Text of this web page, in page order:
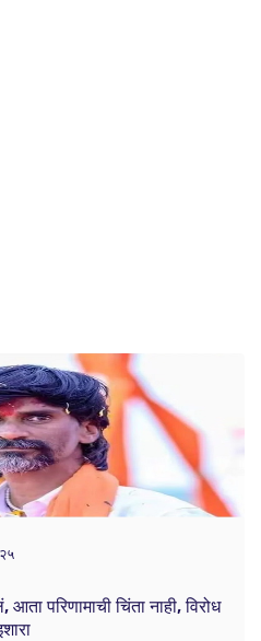
परिणामाची चिंता नाही, विरोध